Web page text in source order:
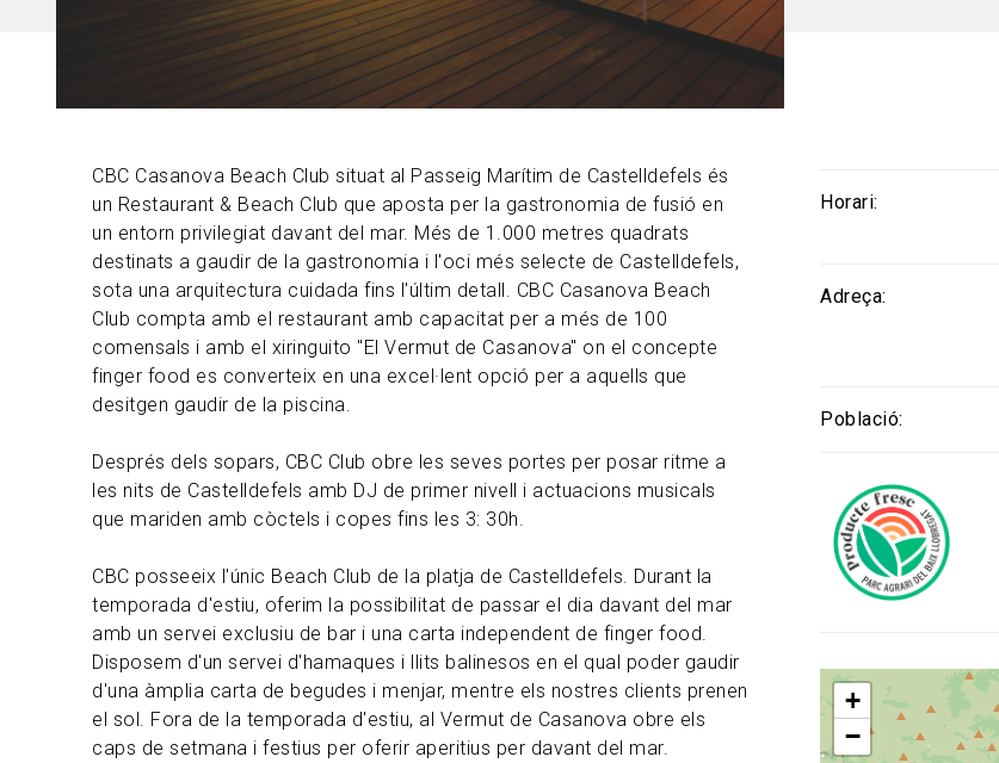
CBC Casanova Beach Club situat al Passeig Marítim de Castelldefels és
un Restaurant & Beach Club que aposta per la gastronomia de fusió en
un entorn privilegiat davant del mar. Més de 1.000 metres quadrats
destinats a gaudir de la gastronomia i l'oci més selecte de Castelldefels,
sota una arquitectura cuidada fins l'últim detall. CBC Casanova Beach
Club compta amb el restaurant amb capacitat per a més de 100
comensals i amb el xiringuito "El Vermut de Casanova" on el concepte
finger food es converteix en una excel·lent opció per a aquells que
desitgen gaudir de la piscina.
Després dels sopars, CBC Club obre les seves portes per posar ritme a
les nits de Castelldefels amb DJ de primer nivell i actuacions musicals
que mariden amb còctels i copes fins les 3: 30h.
CBC posseeix l'únic Beach Club de la platja de Castelldefels. Durant la
temporada d'estiu, oferim la possibilitat de passar el dia davant del mar
amb un servei exclusiu de bar i una carta independent de finger food.
Disposem d'un servei d'hamaques i llits balinesos en el qual poder gaudir
d'una àmplia carta de begudes i menjar, mentre els nostres clients prenen
el sol. Fora de la temporada d'estiu, al Vermut de Casanova obre els
caps de setmana i festius per oferir aperitius per davant del mar.
Horari
Adreça
Població
+
−